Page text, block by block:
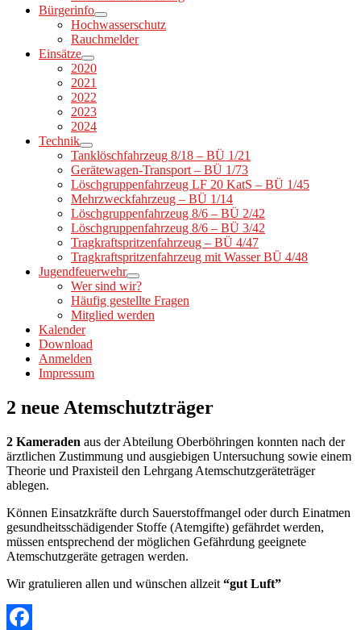
Bürgerinfo
Hochwasserschutz
Rauchmelder
Einsätze
2020
2021
2022
2023
2024
Technik
Tanklöschfahrzeug 8/18 – BÜ 1/21
Gerätewagen-Transport – BÜ 1/73
Löschgruppenfahrzeug LF 20 KatS – BÜ 1/45
Mehrzweckfahrzeug – BÜ 1/14
Löschgruppenfahrzeug 8/6 – BÜ 2/42
Löschgruppenfahrzeug 8/6 – BÜ 3/42
Tragkraftspritzenfahrzeug – BÜ 4/47
Tragkraftspritzenfahrzeug mit Wasser BÜ 4/48
Jugendfeuerwehr
Wer sind wir?
Häufig gestellte Fragen
Mitglied werden
Kalender
Download
Anmelden
Impressum
2 neue Atemschutzträger
2 Kameraden aus der Abteilung Oberböhringen konnten nach der
ärztlichen Zustimmung und ausgiebigen Untersuchung sowie einem
Theorie und Praxisteil den Lehrgang Atemschutzgeräteträger
ablegen.
Können Einsatzkräfte durch Sauerstoffmangel oder durch Einatmen
gesundheitsschädigender Stoffe (Atemgifte) gefährdet werden,
müssen entsprechend der möglichen Gefährdung geeignete
Atemschutzgeräte getragen werden.
Wir gratulieren allen und wünschen allzeit “gut Luft”